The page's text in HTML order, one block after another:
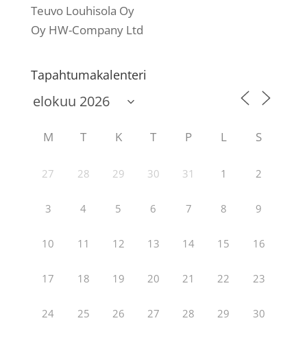
Teuvo Louhisola Oy
Oy HW-Company Ltd
Tapahtumakalenteri
M T K T P L S
27 28 29 30 31 1 2
3 4 5 6 7 8 9
10 11 12 13 14 15 16
17 18 19 20 21 22 23
24 25 26 27 28 29 30